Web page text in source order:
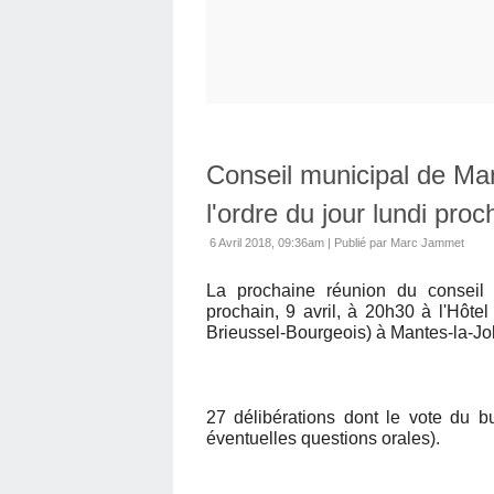
Conseil municipal de
l'ordre du jour lundi
6 Avril 2018, 09:36am | Publié par Marc Jammet
La prochaine réunion du
prochain, 9 avril, à 20h30 à
Brieussel-Bourgeois) à Mantes-la-
27 délibérations dont le vote du
éventuelles questions orales).